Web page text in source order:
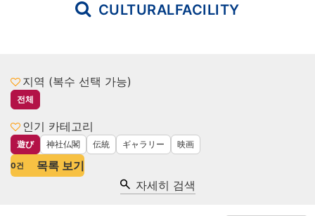
CULTURALFACILITY
지역 (복수 선택 가능)
전체
인기 카테고리
遊び 神社仏閣 伝統 ギャラリー 映画
0건 목록 보기
자세히 검색